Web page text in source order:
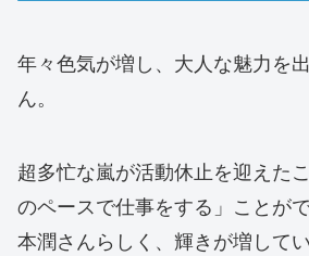
年々色気が増し、大人な魅力を
ん。
超多忙な嵐が活動休止を迎えた
のペースで仕事をする」ことが
本潤さんらしく、輝きが増して